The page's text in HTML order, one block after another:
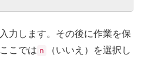
力します。その後に作業を保
こでは n
（いいえ）を選択し